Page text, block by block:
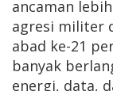
ancaman
agresi militer
abad ke-21
banyak
energi, data,